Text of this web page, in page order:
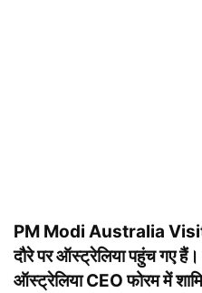
PM Modi Australia
दौरे पर ऑस्ट्रेलिया पहुंच गए
ऑस्ट्रेलिया CEO फोरम में